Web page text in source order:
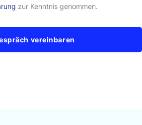
zur Kenntnis genommen.
vereinbaren